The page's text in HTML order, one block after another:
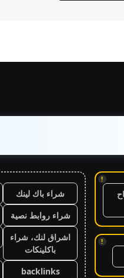
!
!
شراء باك لينك
شراء روابط نصية
اشراق لنك، شراء
باكلينكات
backlinks